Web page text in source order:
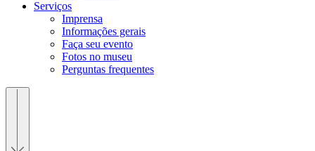
Serviços
Imprensa
Informações gerais
Faça seu evento
Fotos no museu
Perguntas frequentes